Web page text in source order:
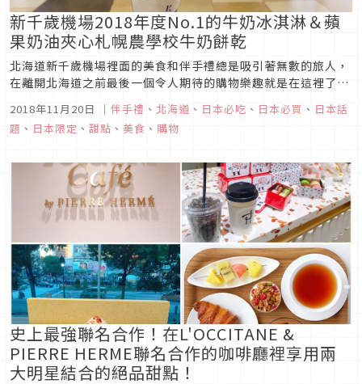
新千歲機場2018年度No.1的牛奶冰淇淋＆蘋
果奶油夾心札幌農學校牛奶餅乾
北海道新千歲機場裡面的美食和伴手禮總是吸引著無數的旅人，
在離開北海道之前最後一個令人期待的購物樂趣就是在這裡了。
ROYCE巧克力、六花亭甜點、薯條三兄弟、各種口味的爆米花
等等，還有各種北海道限定點心零食，甚至在新千歲機場才買得
2018年11月20日 ｜ 伴手禮 、 北海道 、 日本必吃 、 日本必買 、 日本話
題 、 日本限定 、 甜點 、 美食 、 購物
史上最強聯名合作！在L'OCCITANE &
PIERRE HERME聯名合作的咖啡廳裡享用兩
大明星結合的絕品甜點！